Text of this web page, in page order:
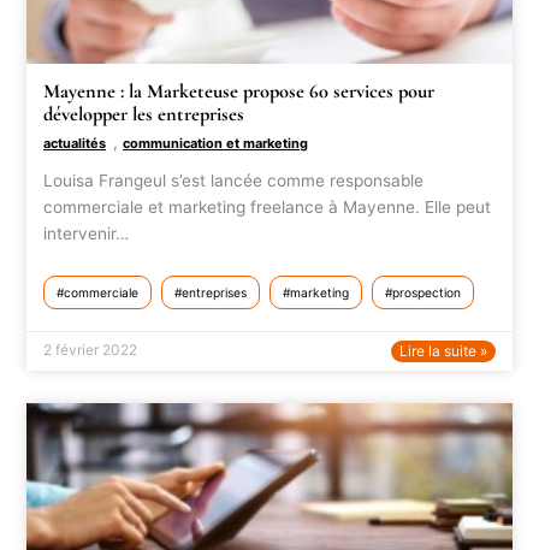
Mayenne : la Marketeuse propose 60 services pour
développer les entreprises
actualités ,communication et marketing
Louisa Frangeul s’est lancée comme responsable
commerciale et marketing freelance à Mayenne. Elle peut
intervenir…
commerciale entreprises marketing prospection
2 février 2022 Lire la suite »